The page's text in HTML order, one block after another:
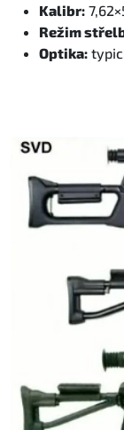
Kalibr:
Režim
Optika: